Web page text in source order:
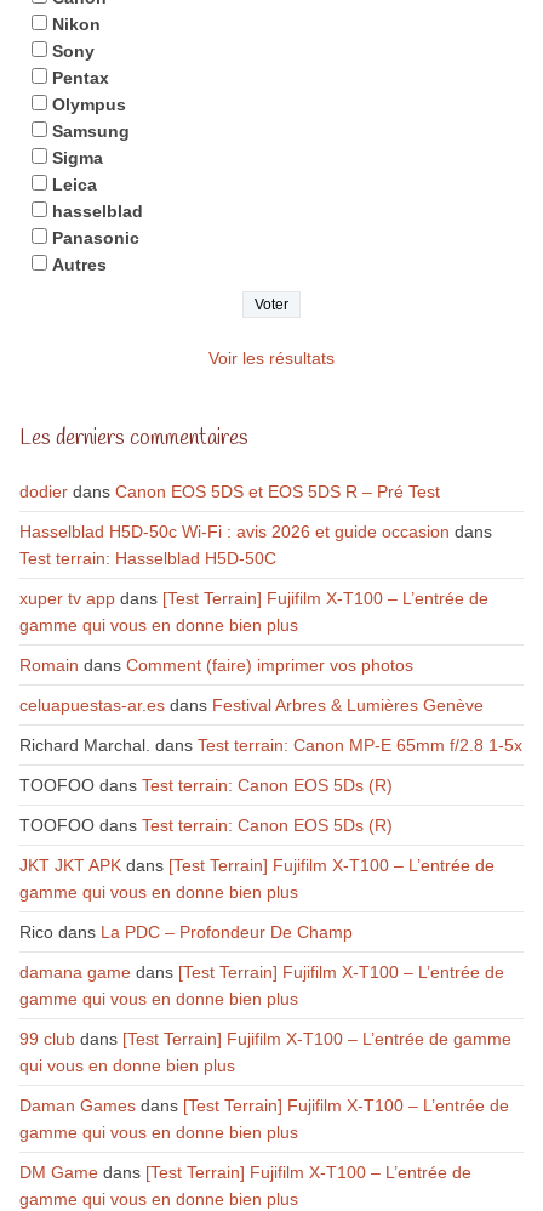
Nikon
Sony
Pentax
Olympus
Samsung
Sigma
Leica
hasselblad
Panasonic
Autres
Voir les résultats
Les derniers commentaires
dodierdans Canon EOS 5DS et EOS 5DS R – Pré Test
Hasselblad H5D-50c Wi-Fi : avis 2026 et guide occasion dans
Test terrain: Hasselblad H5D-50C
xuper tv appdans [Test Terrain] Fujifilm X-T100 – L’entrée de
gamme qui vous en donne bien plus
Romain dans Comment (faire) imprimer vos photos
celuapuestas-ar.esdans Festival Arbres & Lumières Genève
Richard Marchal. dans Test terrain: Canon MP-E 65mm f/2.8 1-5x
TOOFOOdans Test terrain: Canon EOS 5Ds (R)
TOOFOOdans Test terrain: Canon EOS 5Ds (R)
JKT JKT APKdans [Test Terrain] Fujifilm X-T100 – L’entrée de
gamme qui vous en donne bien plus
Ricodans La PDC – Profondeur De Champ
damana gamedans [Test Terrain] Fujifilm X-T100 – L’entrée de
gamme qui vous en donne bien plus
99 clubdans [Test Terrain] Fujifilm X-T100 – L’entrée de gamme
qui vous en donne bien plus
Daman Gamesdans [Test Terrain] Fujifilm X-T100 – L’entrée de
gamme qui vous en donne bien plus
DM Gamedans [Test Terrain] Fujifilm X-T100 – L’entrée de
gamme qui vous en donne bien plus